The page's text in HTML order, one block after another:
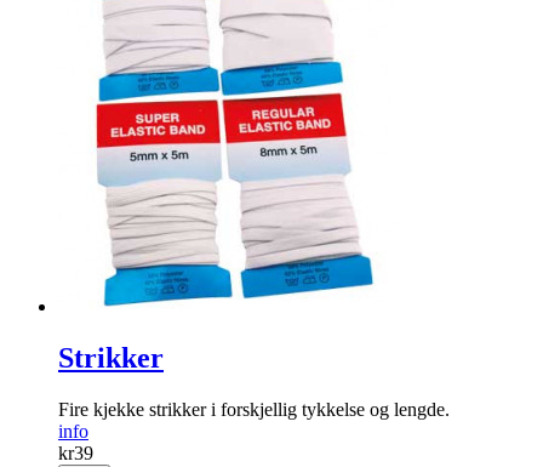
Strikker
Fire kjekke strikker i forskjellig tykkelse og lengde.
info
kr39